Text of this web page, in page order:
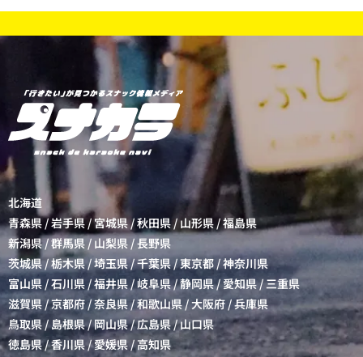
北海道
青森県/岩手県/宮城県/秋田県 / 山形県/福島県
新潟県/群馬県 / 山梨県 /長野県
茨城県 /栃木県/埼玉県/千葉県/東京都 /神奈川県
富山県 /石川県 /福井県/岐阜県/静岡県/愛知県/三重県
滋賀県/京都府/奈良県 /和歌山県/大阪府 /兵庫県
鳥取県 / 島根県/岡山県/広島県/山口県
徳島県/香川県/愛媛県 /高知県